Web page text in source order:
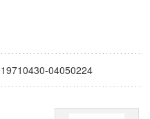
ログラム「超成熟社会発展のサ
04050224